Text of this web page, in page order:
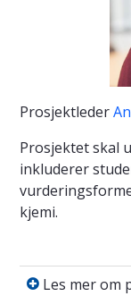
Prosjektleder
Prosjektet skal
inkluderer
kjemi.
Les mer om
Les mer om